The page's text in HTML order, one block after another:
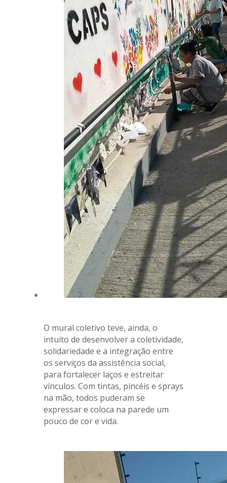
O mural coletivo teve, ainda, o
intuito de desenvolver a coletividade,
solidariedade e a integração entre
os serviços da assistência social,
para fortalecer laços e estreitar
vínculos. Com tintas, pincéis e sprays
na mão, todos puderam se
expressar e coloca na parede um
pouco de cor e vida.